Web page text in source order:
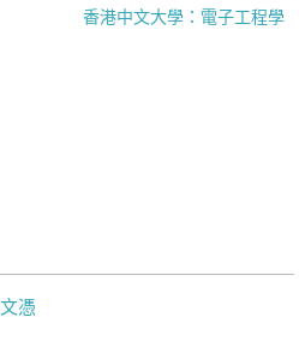
香港中文大學：電子工程學
憑